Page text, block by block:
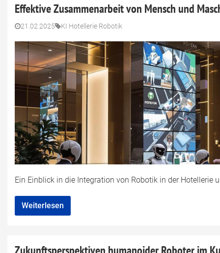
Effektive Zusammenarbeit von Mensch und
21.02.2025 KI Hotellerie Robotik
Ein Einblick in die Integration von Robotik in der Hotellerie
Weiterlesen